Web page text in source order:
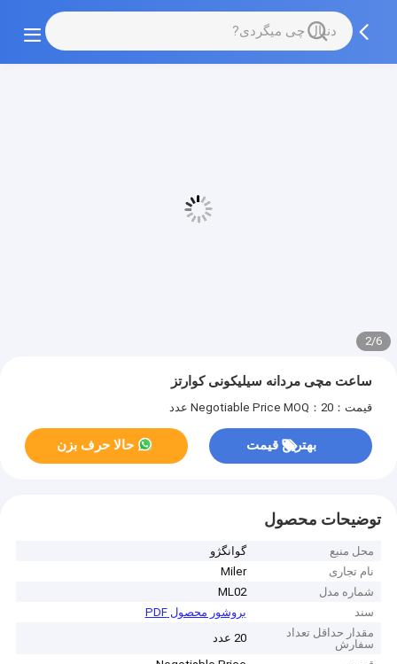
2/6
ساعت مچی مردانه سیلیکونی کوارتز
قیمت：Negotiable Price MOQ：20 عدد
بهترین قیمت حالا حرف بزن
توضیحات محصول
محل منبع
گوانگژو
نام تجاری
Miler
شماره مدل
ML02
سند
بروشور محصول PDF
مقدار حداقل تعداد
سفارش
20 عدد